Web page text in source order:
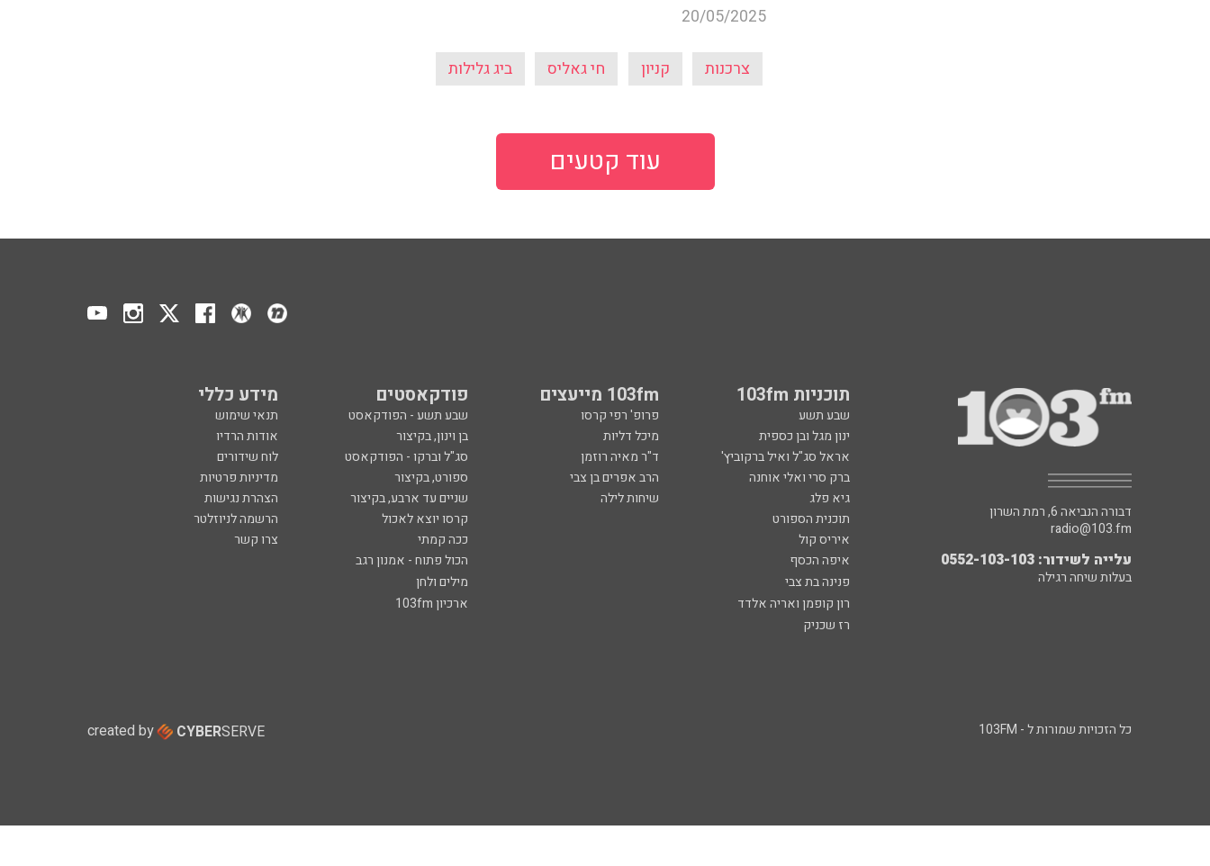
20/05/2025
צרכנות קניון חי גאליס ביג גלילות
עוד קטעים
תוכניות 103fm 103fm מייעצים פודקאסטים מידע כללי
שבע תשע פרופ' רפי קרסו שבע תשע - הפודקאסט
תנאי שימוש
ינון מגל ובן כספית
מיכל דליות בן וינון, בקיצור
אודות הרדיו
אראל סג"ל ואיל ברקוביץ'
ד"ר מאיה רוזמן סג"ל וברקו - הפודקאסט
לוח שידורים
ברק סרי ואלי אוחנה
הרב אפרים בן צבי ספורט, בקיצור
מדיניות פרטיות
גיא פלג
שיחות לילה שניים עד ארבע, בקיצור
הצהרת נגישות
תוכנית הספורט
קרסו יוצא לאכול
הרשמה לניוזלטר
איריס קול
ככה קמתי
צרו קשר
איפה הכסף
הכול פתוח - אמנון רגב
פנינה בת צבי
מילים ולחן
רון קופמן ואריה אלדד
ארכיון 103fm
רז שכניק
דבורה הנביאה 6, רמת השרון
radio@103.fm
עלייה לשידור: 0552-103-103
בעלות שיחה רגילה
כל הזכויות שמורות ל - 103FM created by CYBERSERVE